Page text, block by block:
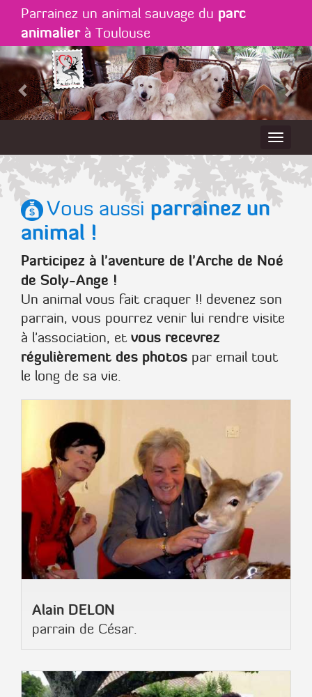
Parrainez un animal sauvage du parc
animalier à Toulouse
Vous aussi parrainez un
animal !
Participez à l'aventure de l'Arche de Noé
de Soly-Ange !
Un animal vous fait craquer !! devenez son
parrain, vous pourrez venir lui rendre visite
à l'association, et vous recevrez
régulièrement des photos par email tout
le long de sa vie.
Alain DELON
parrain de César.